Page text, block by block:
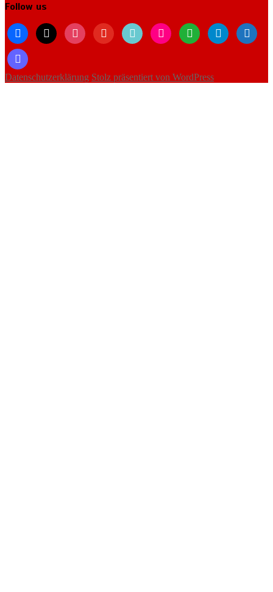
Follow us
facebook
x instagramyoutubetiktok flickr whatsapptelegrambluesky
mastodon
Datenschutzerklärung Stolz präsentiert von WordPress